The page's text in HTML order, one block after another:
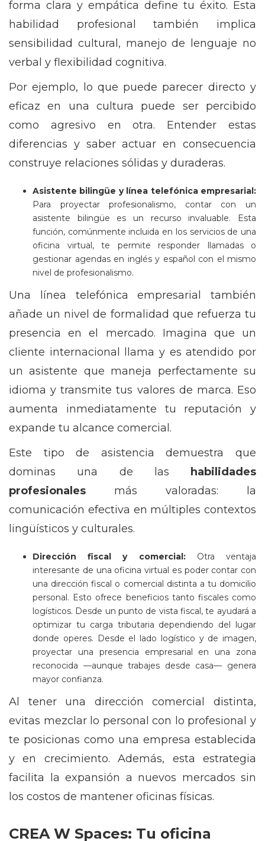
forma clara y empática define tu éxito. Esta
habilidad profesional también implica
sensibilidad cultural, manejo de lenguaje no
verbal y flexibilidad cognitiva.
Por ejemplo, lo que puede parecer directo y
eficaz en una cultura puede ser percibido
como agresivo en otra. Entender estas
diferencias y saber actuar en consecuencia
construye relaciones sólidas y duraderas.
Asistente bilingüe y línea telefónica empresarial:
Para proyectar profesionalismo, contar con un
asistente bilingüe es un recurso invaluable. Esta
función, comúnmente incluida en los servicios de una
oficina virtual, te permite responder llamadas o
gestionar agendas en inglés y español con el mismo
nivel de profesionalismo.
Una línea telefónica empresarial también
añade un nivel de formalidad que refuerza tu
presencia en el mercado. Imagina que un
cliente internacional llama y es atendido por
un asistente que maneja perfectamente su
idioma y transmite tus valores de marca. Eso
aumenta inmediatamente tu reputación y
expande tu alcance comercial.
Este tipo de asistencia demuestra que
dominas una de las
habilidades
profesionales más valoradas: la
comunicación efectiva en múltiples contextos
lingüísticos y culturales.
Dirección fiscal y comercial: Otra ventaja
interesante de una oficina virtual es poder contar con
una dirección fiscal o comercial distinta a tu domicilio
personal. Esto ofrece beneficios tanto fiscales como
logísticos. Desde un punto de vista fiscal, te ayudará a
optimizar tu carga tributaria dependiendo del lugar
donde operes. Desde el lado logístico y de imagen,
proyectar una presencia empresarial en una zona
reconocida —aunque trabajes desde casa— genera
mayor confianza.
Al tener una dirección comercial distinta,
evitas mezclar lo personal con lo profesional y
te posicionas como una empresa establecida
y en crecimiento. Además, esta estrategia
facilita la expansión a nuevos mercados sin
los costos de mantener oficinas físicas.
CREA W Spaces: Tu oficina